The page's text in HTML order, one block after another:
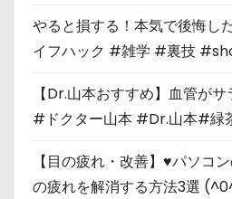
やると損する！本気で後悔し
イフハック #雑学 #裏技
【Dr.山本おすすめ】血管が
#ドクター山本 #Dr.山本#緑
【目の疲れ・改善】♥パソコ
の疲れを解消する方法3選